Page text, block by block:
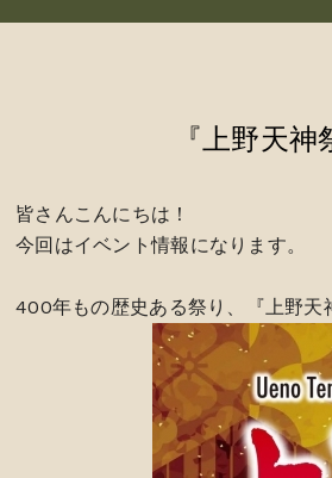
『上野天
皆さんこんにちは！
今回はイベント情報になります。
400年もの歴史ある祭り、『上野天